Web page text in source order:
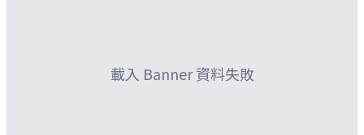
載入 Banner 資料失敗